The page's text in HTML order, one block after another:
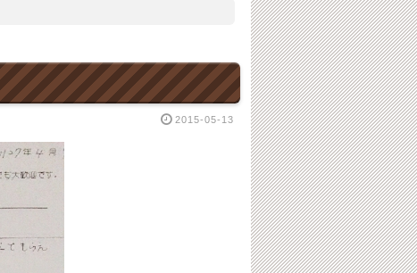
2015-05-13